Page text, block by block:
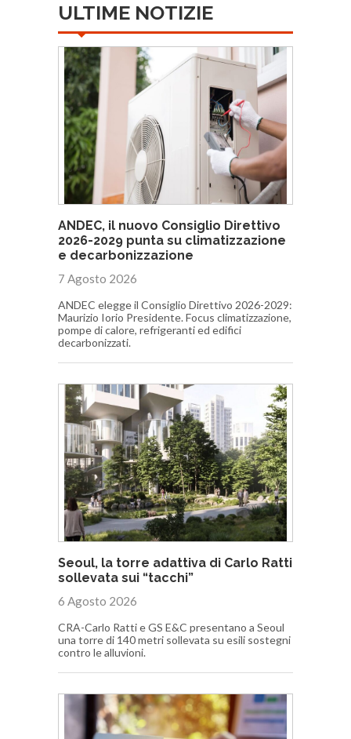
ULTIME NOTIZIE
ANDEC, il nuovo Consiglio Direttivo
2026-2029 punta su climatizzazione
e decarbonizzazione
7 Agosto 2026
ANDEC elegge il Consiglio Direttivo 2026-2029:
Maurizio Iorio Presidente. Focus climatizzazione,
pompe di calore, refrigeranti ed edifici
decarbonizzati.
Seoul, la torre adattiva di Carlo Ratti
sollevata sui “tacchi”
6 Agosto 2026
CRA-Carlo Ratti e GS E&C presentano a Seoul
una torre di 140 metri sollevata su esili sostegni
contro le alluvioni.